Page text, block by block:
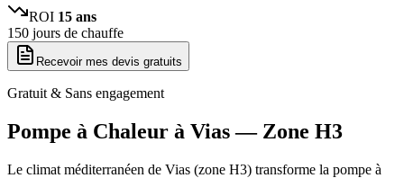
ROI 15 ans
150 jours de chauffe
Recevoir mes devis gratuits
Gratuit & Sans engagement
Pompe à Chaleur à Vias— Zone H3
Le climat méditerranéen de Vias (zone H3) transforme la pompe à